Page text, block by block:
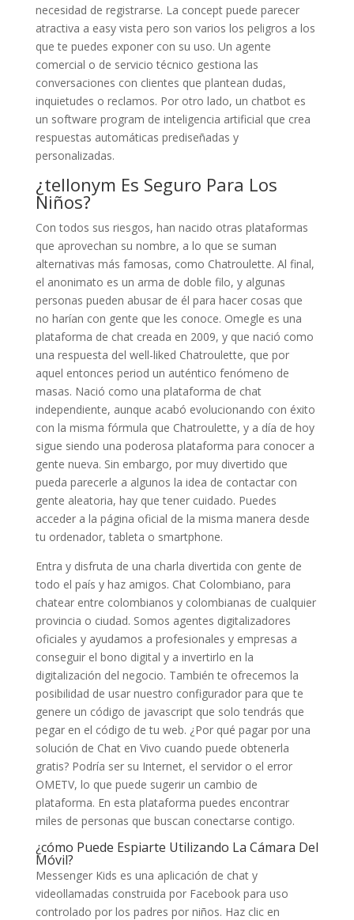
necesidad de registrarse. La concept puede parecer
atractiva a easy vista pero son varios los peligros a los
que te puedes exponer con su uso. Un agente
comercial o de servicio técnico gestiona las
conversaciones con clientes que plantean dudas,
inquietudes o reclamos. Por otro lado, un chatbot es
un software program de inteligencia artificial que crea
respuestas automáticas prediseñadas y
personalizadas.
¿tellonym Es Seguro Para Los
Niños?
Con todos sus riesgos, han nacido otras plataformas
que aprovechan su nombre, a lo que se suman
alternativas más famosas, como Chatroulette. Al final,
el anonimato es un arma de doble filo, y algunas
personas pueden abusar de él para hacer cosas que
no harían con gente que les conoce. Omegle es una
plataforma de chat creada en 2009, y que nació como
una respuesta del well-liked Chatroulette, que por
aquel entonces period un auténtico fenómeno de
masas. Nació como una plataforma de chat
independiente, aunque acabó evolucionando con éxito
con la misma fórmula que Chatroulette, y a día de hoy
sigue siendo una poderosa plataforma para conocer a
gente nueva. Sin embargo, por muy divertido que
pueda parecerle a algunos la idea de contactar con
gente aleatoria, hay que tener cuidado. Puedes
acceder a la página oficial de la misma manera desde
tu ordenador, tableta o smartphone.
Entra y disfruta de una charla divertida con gente de
todo el país y haz amigos. Chat Colombiano, para
chatear entre colombianos y colombianas de cualquier
provincia o ciudad. Somos agentes digitalizadores
oficiales y ayudamos a profesionales y empresas a
conseguir el bono digital y a invertirlo en la
digitalización del negocio. También te ofrecemos la
posibilidad de usar nuestro configurador para que te
genere un código de javascript que solo tendrás que
pegar en el código de tu web. ¿Por qué pagar por una
solución de Chat en Vivo cuando puede obtenerla
gratis? Podría ser su Internet, el servidor o el error
OMETV, lo que puede sugerir un cambio de
plataforma. En esta plataforma puedes encontrar
miles de personas que buscan conectarse contigo.
¿cómo Puede Espiarte Utilizando La Cámara Del
Móvil?
Messenger Kids es una aplicación de chat y
videollamadas construida por Facebook para uso
controlado por los padres por niños. Haz clic en